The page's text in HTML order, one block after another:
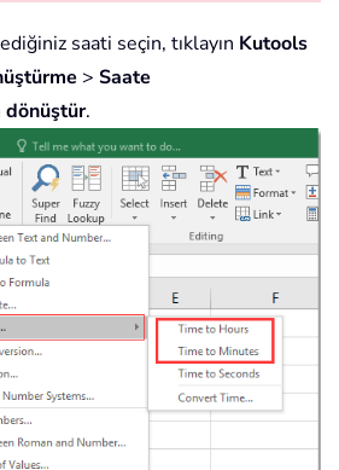
saati seçin, tıklayın Kutools
> Saate
dönüştür.